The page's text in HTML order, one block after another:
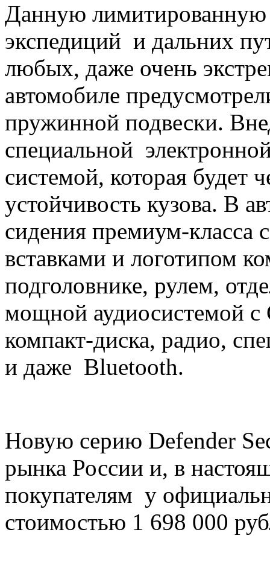
Данную
экспедиций и дальних
любых, даже очень
автомобиле
пружинной подвески.
специальной
системой, которая будет
устойчивость кузова. В
сидения премиум-
вставками и логотипом
подголовнике, рулем,
мощной аудиосистемой с
компакт-диска, радио,
и даже Bluetooth.
Новую серию Defender
рынка России и, в
покупателям у
стоимостью 1 698 000